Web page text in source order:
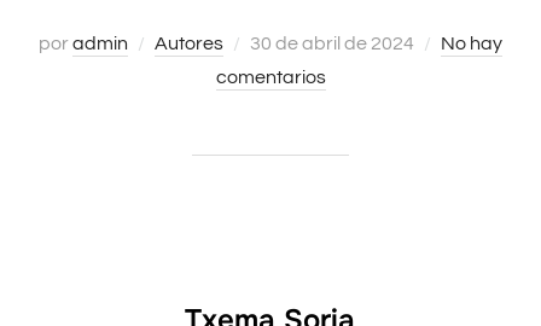
poradmin Autores
Publicado
el
30 de abril de 2024
No hay
comentarios